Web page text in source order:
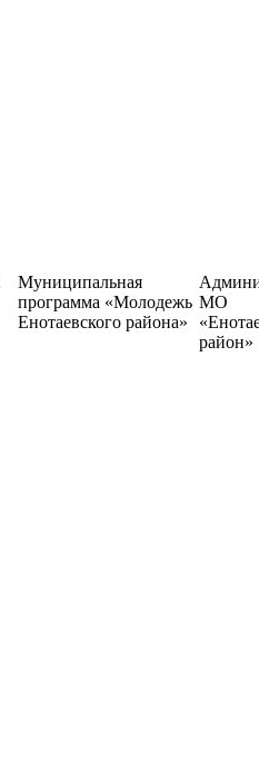
Муниципальная
программа «Молодежь
Енотаевского района»
МО
район»